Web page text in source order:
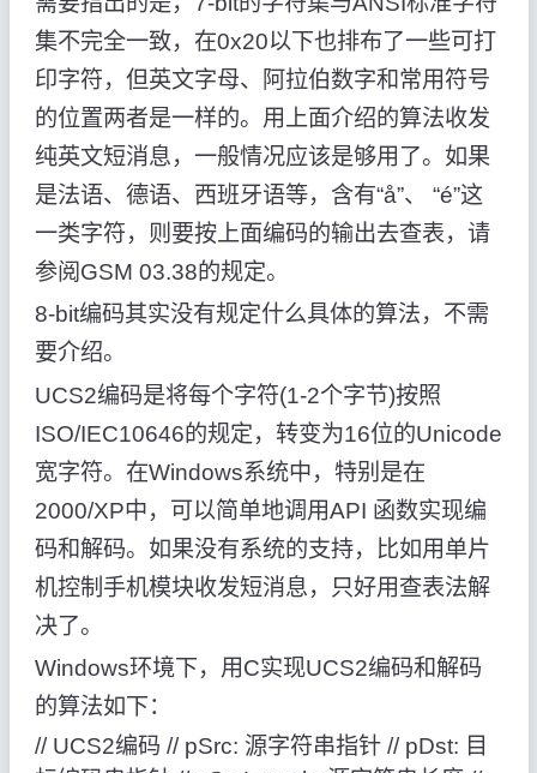
集不完全一致，在0x20以下也排布了一些可打
印字符，但英文字母、阿拉伯数字和常用符号
的位置两者是一样的。用上面介绍的算法收发
纯英文短消息，一般情况应该是够用了。如果
是法语、德语、西班牙语等，含有“å”、 “é”这
一类字符，则要按上面编码的输出去查表，请
参阅GSM 03.38的规定。
8-bit编码其实没有规定什么具体的算法，不需
要介绍。
UCS2编码是将每个字符(1-2个字节)按照
ISO/IEC10646的规定，转变为16位的Unicode
宽字符。在Windows系统中，特别是在
2000/XP中，可以简单地调用API 函数实现编
码和解码。如果没有系统的支持，比如用单片
机控制手机模块收发短消息，只好用查表法解
决了。
Windows环境下，用C实现UCS2编码和解码
的算法如下：
// UCS2编码 // pSrc: 源字符串指针 // pDst: 目